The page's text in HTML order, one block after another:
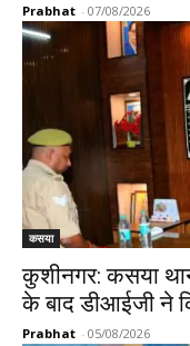
Prabhat - 07/08/2026
कसया
कुशीनगर: कसया थाने
के बाद डीआईजी ने
Prabhat - 05/08/2026